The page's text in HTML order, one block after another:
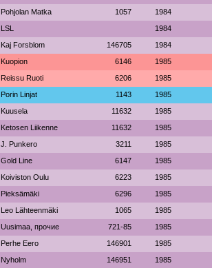
Pohjolan Matka 1057 1984
LSL 1984
Kaj Forsblom 146705 1984
Kuopion 6146 1985
Reissu Ruoti 6206 1985
Porin Linjat 1143 1985
Kuusela 11632 1985
Ketosen Liikenne 11632 1985
J. Punkero 3211 1985
Gold Line 6147 1985
Koiviston Oulu 6223 1985
Pieksämäki 6296 1985
Leo Lähteenmäki 1065 1985
Uusimaa, прочие 721-85 1985
Perhe Eero 146901 1985
Nyholm 146951 1985